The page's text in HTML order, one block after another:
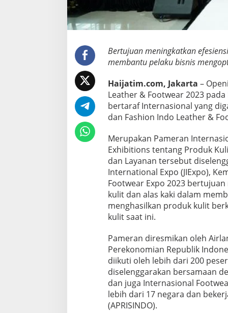
h
o
I
n
d
L
e
a
t
r
&
F
o
o
t
w
e
a
E
x
p
o
3
-
5
A
g
Bertujuan meningkatkan
membantu pelaku bisnis
Haijatim.com, Jakarta –
Leather & Footwear 2023
bertaraf Internasional yang
dan Fashion Indo Leather &
Merupakan Pameran
Exhibitions tentang Produk
dan Layanan tersebut
International Expo (JIExpo),
Footwear Expo 2023
kulit dan alas kaki dalam
menghasilkan produk kulit
kulit saat ini.
Pameran diresmikan oleh
Perekonomian Republik
diikuti oleh lebih dari 200
diselenggarakan bersamaan
dan juga Internasional
lebih dari 17 negara dan
(APRISINDO).